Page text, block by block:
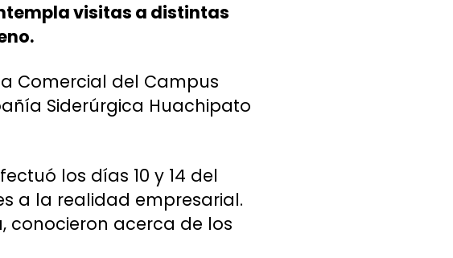
visitas a distintas
Comercial del Campus
Siderúrgica Huachipato
los días 10 y 14 del
a la realidad empresarial.
conocieron acerca de los